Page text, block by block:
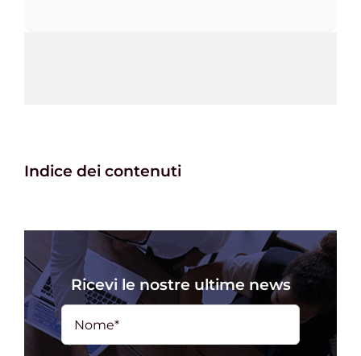
Indice dei contenuti
Ricevi le nostre ultime news